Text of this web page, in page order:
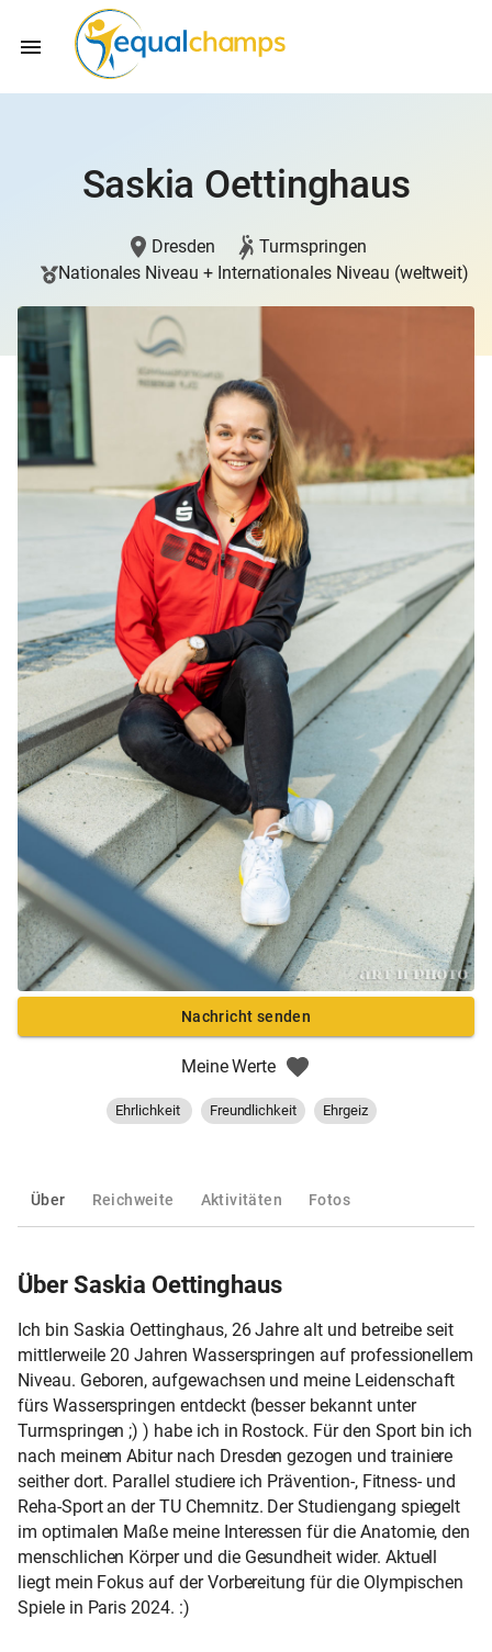
Saskia Oettinghaus
Dresden
Turmspringen
Nationales Niveau + Internationales Niveau (weltweit)
Nachricht senden
Meine Werte
Ehrlichkeit Freundlichkeit Ehrgeiz
Über Reichweite Aktivitäten Fotos
Über Saskia Oettinghaus
Ich bin Saskia Oettinghaus, 26 Jahre alt und betreibe seit
mittlerweile 20 Jahren Wasserspringen auf professionellem
Niveau. Geboren, aufgewachsen und meine Leidenschaft
fürs Wasserspringen entdeckt (besser bekannt unter
Turmspringen ;) ) habe ich in Rostock. Für den Sport bin ich
nach meinem Abitur nach Dresden gezogen und trainiere
seither dort. Parallel studiere ich Prävention-, Fitness- und
Reha-Sport an der TU Chemnitz. Der Studiengang spiegelt
im optimalen Maße meine Interessen für die Anatomie, den
menschlichen Körper und die Gesundheit wider. Aktuell
liegt mein Fokus auf der Vorbereitung für die Olympischen
Spiele in Paris 2024. :)